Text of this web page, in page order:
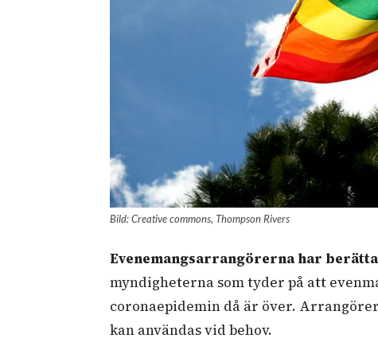
Bild: Creative commons, Thompson Rivers
Evenemangsarrangörerna har
myndigheterna som tyder på att
coronaepidemin då är över.
kan användas vid behov.